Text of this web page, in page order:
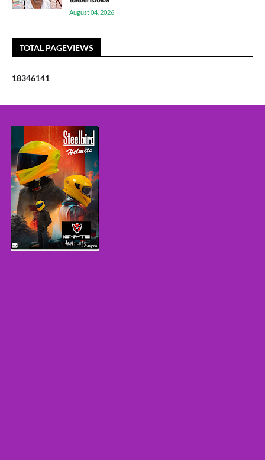
August 04, 2026
TOTAL PAGEVIEWS
18346141